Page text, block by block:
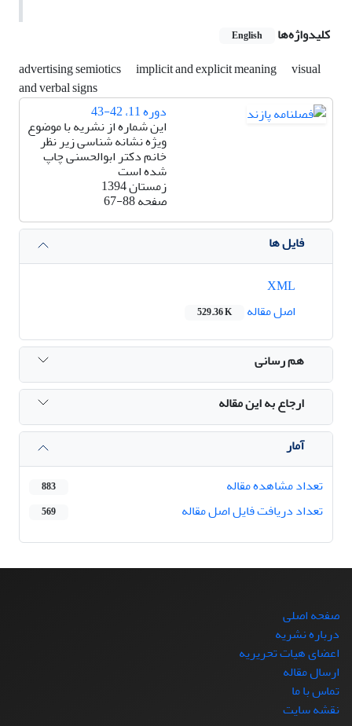
کلیدواژه‌ها
English
advertising semiotics implicit and explicit meaning
visual
and verbal signs
دوره 11، 42-43
این شماره از نشریه با موضوع
ویژه نشانه شناسی زیر نظر
خانم دکتر ابوالحسنی چاپ
شده است
زمستان 1394
صفحه67-88
فایل ها
اصل مقاله
529.36 K
هم رسانی
ارجاع به این مقاله
آمار
تعداد مشاهده مقاله
883
تعداد دریافت فایل اصل مقاله 569
صفحه اصلی
درباره نشریه
اعضای هیات تحریریه
ارسال مقاله
تماس با ما
نقشه سایت